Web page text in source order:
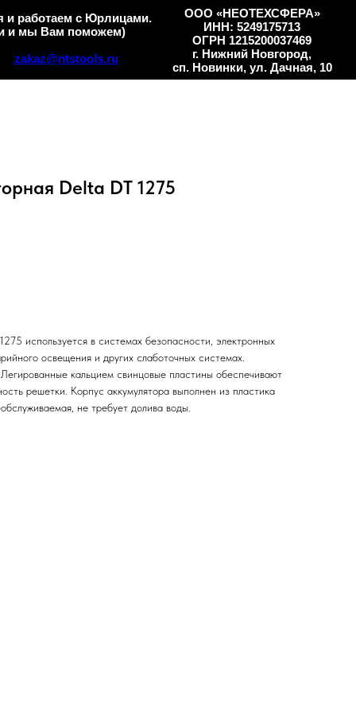
zakaz@ntstools.ru
ООО «НЕОТЕХСФЕРА»
ИНН: 5249175713
ОГРН 1215200037469
г. Нижний Новгород,
сп. Новинки, ул. Дачная, 10
и работаем с Юрлицами.
и мы Вам поможем)
Delta DT 1275
используется в системах безопасности, электронных
освещения и других слаботочных системах.
кальцием свинцовые пластины обеспечивают
решетки. Корпус аккумулятора выполнен из пластика
не требует долива воды.